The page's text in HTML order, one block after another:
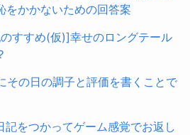
をかかないための回答案
すすめ(仮)]幸せのロングテール
その日の調子と評価を書くことで
記をつかってゲーム感覚でお返し